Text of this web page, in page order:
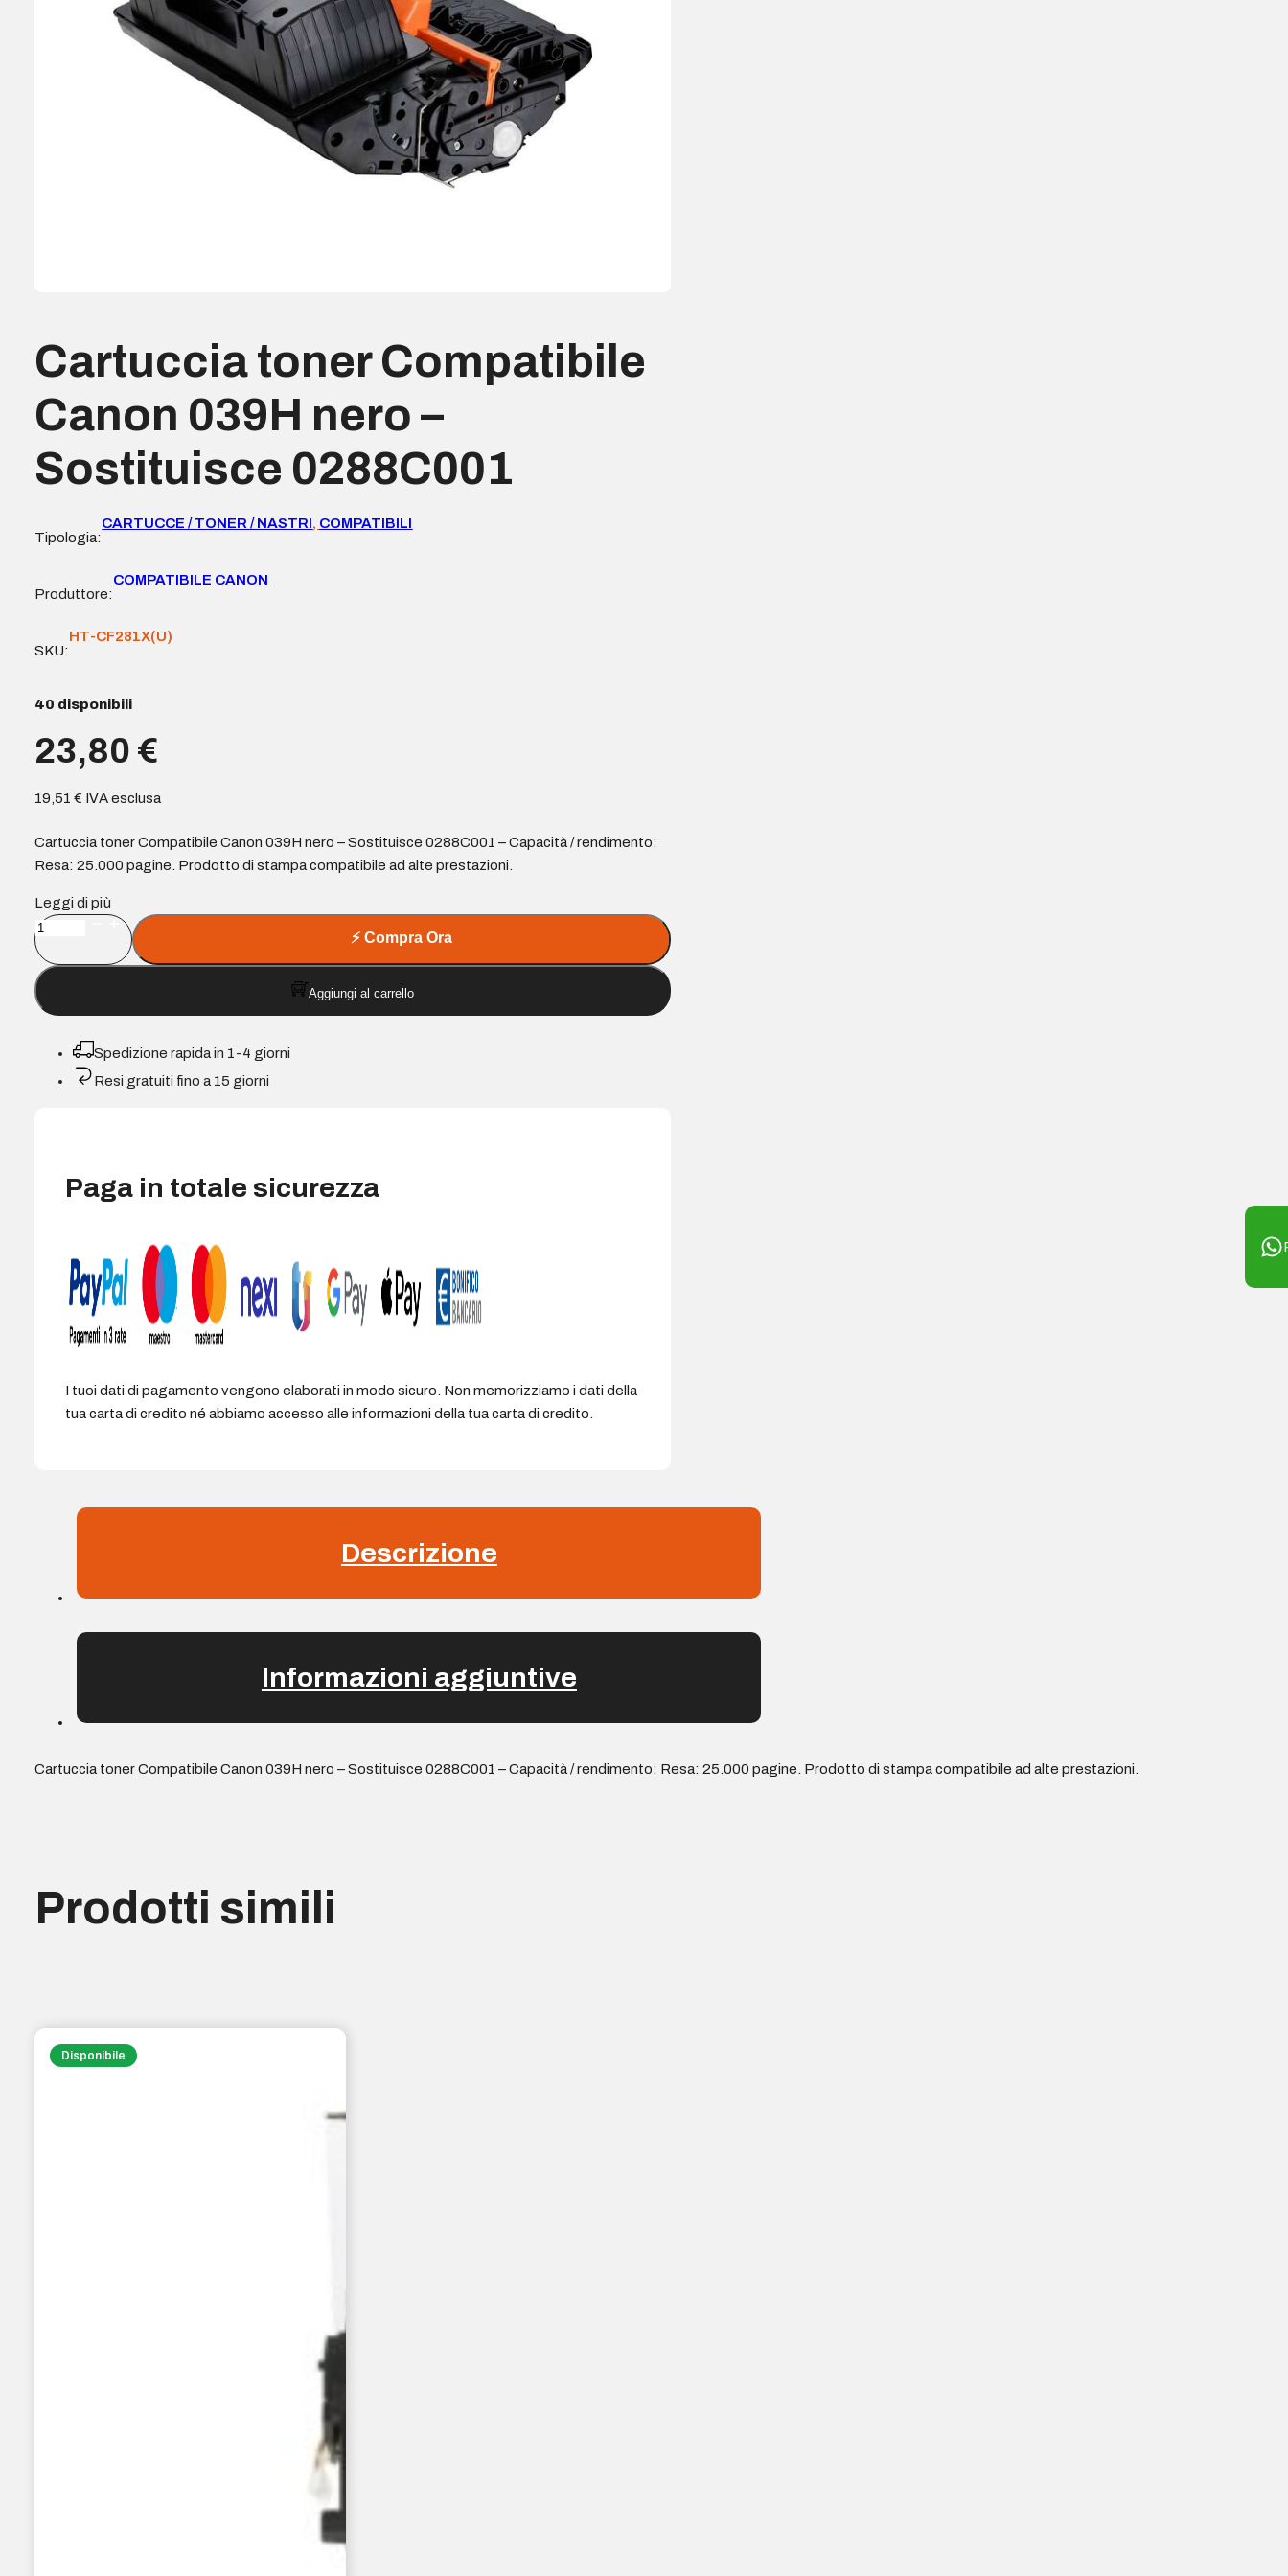
Cartuccia toner Compatibile
Canon 039H nero –
Sostituisce 0288C001
Tipologia:
CARTUCCE / TONER / NASTRI, COMPATIBILI
Produttore:
COMPATIBILE CANON
SKU:
HT-CF281X(U)
40 disponibili
23,80 €
19,51€ IVA esclusa
Cartuccia toner Compatibile Canon 039H nero – Sostituisce 0288C001 – Capacità / rendimento:
Resa: 25.000 pagine. Prodotto di stampa compatibile ad alte prestazioni.
Leggi di più
Cartuccia
toner
Compatibile
Canon
039H
Sostituisce
⚡Compra Ora
Aggiungi al carrello
Spedizione rapida in 1-4 giorni
Resi gratuiti fino a 15 giorni
Paga in totale sicurezza
I tuoi dati di pagamento vengono elaborati in modo sicuro. Non memorizziamo i dati della
tua carta di credito né abbiamo accesso alle informazioni della tua carta di credito.
Descrizione
Informazioni aggiuntive
Cartuccia toner Compatibile Canon 039H nero – Sostituisce 0288C001 – Capacità / rendimento: Resa: 25.000 pagine. Prodotto di stampa compatibile ad alte prestazioni.
Prodotti simili
Disponibile